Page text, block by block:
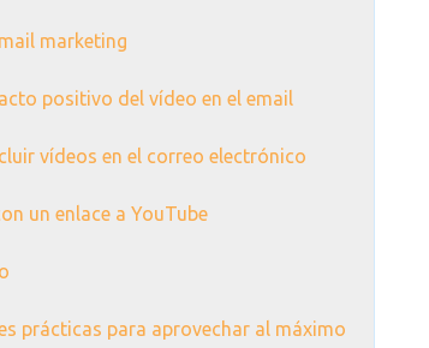
marketing
positivo del vídeo en el email
vídeos en el correo electrónico
un enlace a YouTube
prácticas para aprovechar al máximo